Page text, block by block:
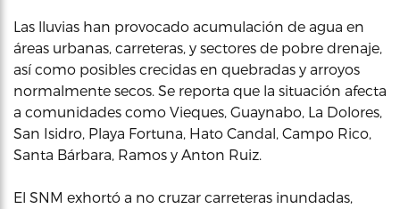
Las lluvias han provocado acumulación de agua en
áreas urbanas, carreteras, y sectores de pobre drenaje,
así como posibles crecidas en quebradas y arroyos
normalmente secos. Se reporta que la situación afecta
a comunidades como Vieques, Guaynabo, La Dolores,
San Isidro, Playa Fortuna, Hato Candal, Campo Rico,
Santa Bárbara, Ramos y Anton Ruiz.
El SNM exhortó a no cruzar carreteras inundadas,